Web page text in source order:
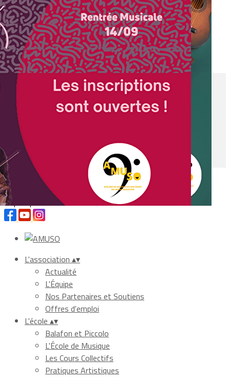
Exporter les lignes sélectionnées
Exporter toutes les colonnes
Exporter uniquement les colonnes affichées
Menu
Repas concert
Photos
Vidéos
Ajoutez un logo, un bouton, des réseaux sociaux
Cliquez pour éditer
L'association ▴▾
Actualité
L'Équipe
Nos Partenaires et Soutiens
Offres d'emploi
L'école ▴▾
Balafon et Piccolo
L'École de Musique
Les Cours Collectifs
Pratiques Artistiques